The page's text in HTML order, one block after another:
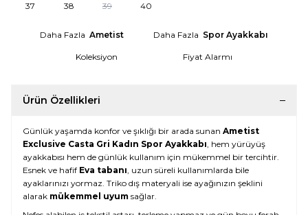
37 38 39 40
Daha Fazla Ametist Daha Fazla Spor Ayakkabı
Koleksiyon Fiyat Alarmı
Ürün Özellikleri
Günlük yaşamda konfor ve şıklığı bir arada sunan Ametist
Exclusive Casta Gri Kadın Spor Ayakkabı, hem yürüyüş
ayakkabısı hem de günlük kullanım için mükemmel bir tercihtir.
Esnek ve hafif Eva tabanı, uzun süreli kullanımlarda bile
ayaklarınızı yormaz. Triko dış materyali ise ayağınızın şeklini
alarak mükemmel uyum sağlar.